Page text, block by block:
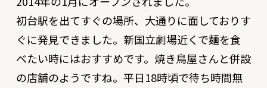
初台駅を出てすぐの場所、大通りに面しておりす
ぐに発見できました。新国立劇場近くで麺を食
べたい時にはおすすめです。焼き鳥屋さんと併設
の店舗のようですね。平日18時頃で待ち時間無